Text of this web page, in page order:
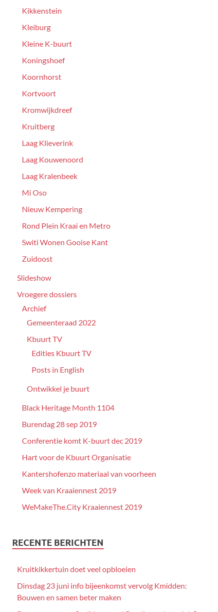
Kikkenstein
Kleiburg
Kleine K-buurt
Koningshoef
Koornhorst
Kortvoort
Kromwijkdreef
Kruitberg
Laag Klieverink
Laag Kouwenoord
Laag Kralenbeek
Mi Oso
Nieuw Kempering
Rond Plein Kraai en Metro
Switi Wonen Gooise Kant
Zuidoost
Slideshow
Vroegere dossiers
Archief
Gemeenteraad 2022
Kbuurt TV
Edities Kbuurt TV
Posts in English
Ontwikkel je buurt
Black Heritage Month 1104
Burendag 28 sep 2019
Conferentie komt K-buurt dec 2019
Hart voor de Kbuurt Organisatie
Kantershofenzo materiaal van voorheen
Week van Kraaiennest 2019
WeMakeThe.City Kraaiennest 2019
RECENTE BERICHTEN
Kruitkikkertuin doet veel opbloeien
Dinsdag 23 juni info bijeenkomst vervolg Kmidden:
Bouwen en samen beter maken